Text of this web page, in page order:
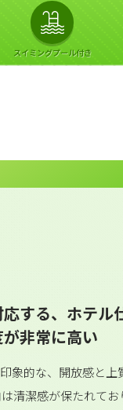
スイミングプール付き
する、ホテル
非常に高い
象的な、開放感と上
清潔感が保たれて